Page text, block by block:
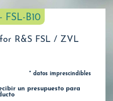
FSL-B10
R&S FSL / ZVL
* datos imprescindibles
un presupuesto para